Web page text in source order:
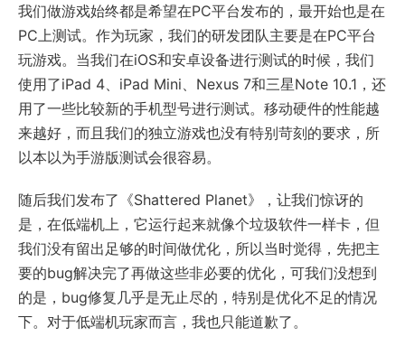
我们做游戏始终都是希望在PC平台发布的，最开始也是在
PC上测试。作为玩家，我们的研发团队主要是在PC平台
玩游戏。当我们在iOS和安卓设备进行测试的时候，我们
使用了iPad 4、iPad Mini、Nexus 7和三星Note 10.1，还
用了一些比较新的手机型号进行测试。移动硬件的性能越
来越好，而且我们的独立游戏也没有特别苛刻的要求，所
以本以为手游版测试会很容易。
随后我们发布了《Shattered Planet》，让我们惊讶的
是，在低端机上，它运行起来就像个垃圾软件一样卡，但
我们没有留出足够的时间做优化，所以当时觉得，先把主
要的bug解决完了再做这些非必要的优化，可我们没想到
的是，bug修复几乎是无止尽的，特别是优化不足的情况
下。对于低端机玩家而言，我也只能道歉了。